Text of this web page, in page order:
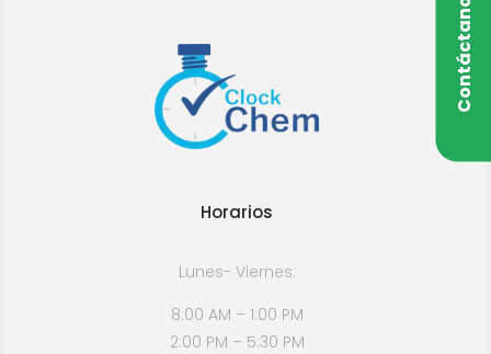
Contáctanos
Horarios
Lunes- Viernes:
8:00 AM – 1:00 PM
2:00 PM – 5:30 PM